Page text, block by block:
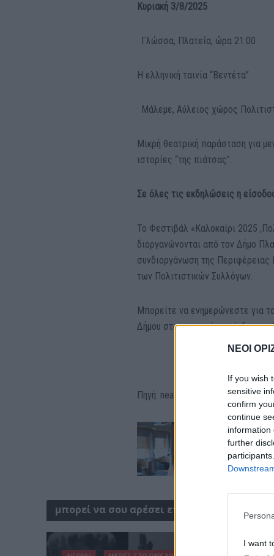
ΝΕΟΙ
If you wish
sensitive
confirm
continue
information
further
I want
Κυριακή 3/8/2025
· Γλώσσα, Πλατεία, ώρα 21:00
Η ελληνική ταινία “Βεντέτα”
· Μάλεμε, Αύλειος χώρος
Μικρή θεατρική παράσταση για
ιστορίες “της πιάτσας”.
Σε όλες τις εκδηλώσεις η
Το Φεστιβάλ «Καλοκαίρι 2025
διοργανώνονται από τον Δήμο
συνδιοργάνωση της Περιφέρειας
των Πολιτιστικών Συλλόγων.
Μπορείτε να ενημερώνεστε για
Δήμου στον παρακάτω σύνδεσμο
Πηγή: neakriti.gr
μπορεί να σου αρέσει επίσης